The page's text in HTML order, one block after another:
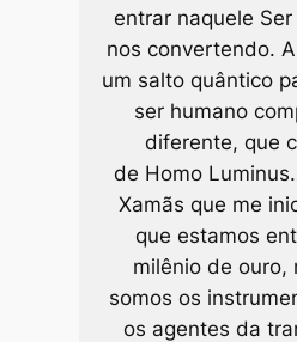
entrar naquele
nos convertendo.
um salto quântico
ser humano
diferente, que
de Homo Luminus
Xamãs que me
que estamos
milênio de ouro,
somos os
os agentes da